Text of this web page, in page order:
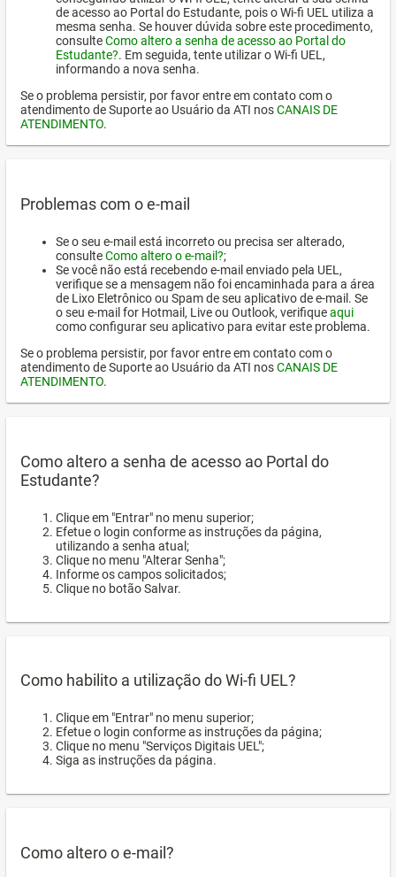
de acesso ao Portal do Estudante, pois o Wi-fi UEL utiliza a
mesma senha. Se houver dúvida sobre este procedimento,
consulteComo altero a senha de acesso ao Portal do
Estudante?. Em seguida, tente utilizar o Wi-fi UEL,
informando a nova senha.
Se o problema persistir, por favor entre em contato com o
atendimento de Suporte ao Usuário da ATI nosCANAIS DE
ATENDIMENTO.
Problemas com o e-mail
Se o seu e-mail está incorreto ou precisa ser alterado,
consulteComo altero o e-mail?;
Se você não está recebendo e-mail enviado pela UEL,
verifique se a mensagem não foi encaminhada para a área
de Lixo Eletrônico ou Spam de seu aplicativo de e-mail. Se
o seu e-mail for Hotmail, Live ou Outlook, verifiqueaqui
como configurar seu aplicativo para evitar este problema.
Se o problema persistir, por favor entre em contato com o
atendimento de Suporte ao Usuário da ATI nosCANAIS DE
ATENDIMENTO.
Como altero a senha de acesso ao Portal do
Estudante?
Clique em "Entrar" no menu superior;
Efetue o login conforme as instruções da página,
utilizando a senha atual;
Clique no menu "Alterar Senha";
Informe os campos solicitados;
Clique no botão Salvar.
Como habilito a utilização do Wi-fi UEL?
Clique em "Entrar" no menu superior;
Efetue o login conforme as instruções da página;
Clique no menu "Serviços Digitais UEL";
Siga as instruções da página.
Como altero o e-mail?